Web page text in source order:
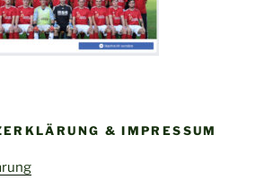
& IMPRESSUM